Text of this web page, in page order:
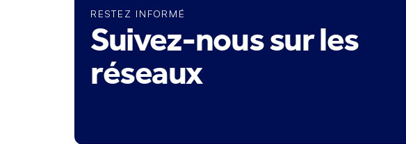
RESTEZ INFORMÉ
Suivez-nous sur les
réseaux